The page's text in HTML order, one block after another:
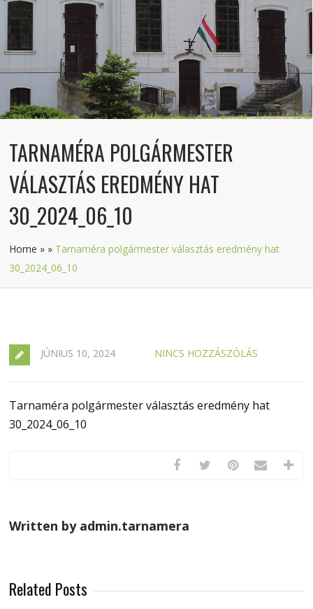
TARNAMÉRA POLGÁRMESTER
VÁLASZTÁS EREDMÉNY HAT
30_2024_06_10
Home » » Tarnaméra polgármester választás eredmény hat
30_2024_06_10
JÚNIUS 10, 2024 NINCS HOZZÁSZÓLÁS
Tarnaméra polgármester választás eredmény hat
30_2024_06_10
Written by admin.tarnamera
Related Posts